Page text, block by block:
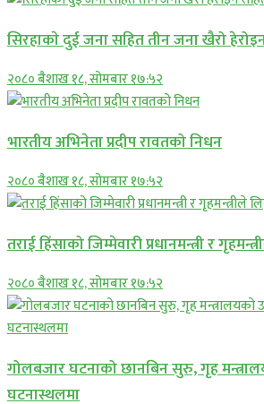
सिरहाकाे दुई जना सहित तीन जना खैरो
२०८० बैशाख १८, सोमबार १७:५२
भारतीय अभिनेता प्रदीप रावतको निधन
२०८० बैशाख १८, सोमबार १७:५२
तराई हिंसाको जिम्मेवारी प्रधानमन्त्री र
२०८० बैशाख १८, सोमबार १७:५२
गोलबजार घटनाको छानबिन सुरु, गृह
घटनास्थलमा